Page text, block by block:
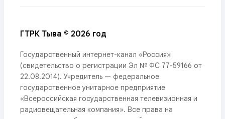
ГТРК Тыва © 2026 год
Государственный интернет-канал «Россия»
(свидетельство о регистрации Эл № ФС 77-59166 от
22.08.2014). Учредитель — федеральное
государственное унитарное предприятие
«Всероссийская государственная телевизионная и
радиовещательная компания». Все права на